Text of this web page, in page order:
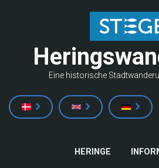
Eine historische
HERINGE